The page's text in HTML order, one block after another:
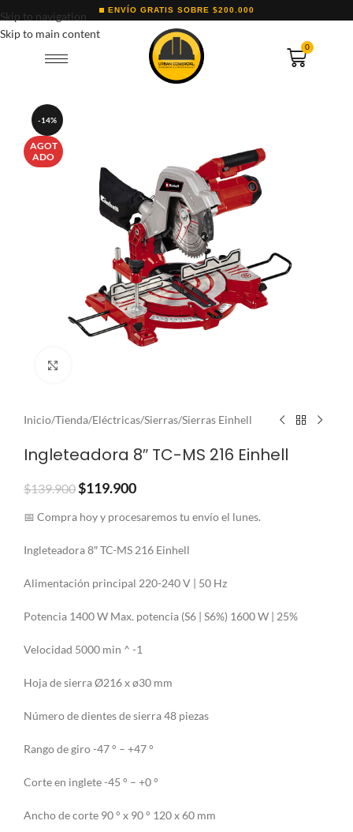
Skip to navigation
Skip to main content
ENVÍO GRATIS SOBRE $200.000
0
-14%
AGOT
ADO
Inicio/Tienda/Eléctricas/Sierras/Sierras Einhell
Ingleteadora 8″ TC-MS 216 Einhell
$139.900$119.900
📅 Compra hoy y procesaremos tu envío el lunes.
Ingleteadora 8″ TC-MS 216 Einhell
Alimentación principal 220-240 V | 50 Hz
Potencia 1400 W Max. potencia (S6 | S6%) 1600 W | 25%
Velocidad 5000 min ^ -1
Hoja de sierra Ø216 x ø30 mm
Número de dientes de sierra 48 piezas
Rango de giro -47 ° – +47 °
Corte en inglete -45 ° – +0 °
Ancho de corte 90 ° x 90 ° 120 x 60 mm